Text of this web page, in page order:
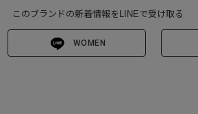
このブランドの新着情報をLINEで受け取る
WOMEN